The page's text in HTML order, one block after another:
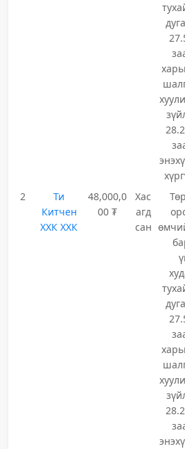
2
Ти
Китчен
ХХК ХХК
48,000,0
00 ₮
Хас
агд
сан